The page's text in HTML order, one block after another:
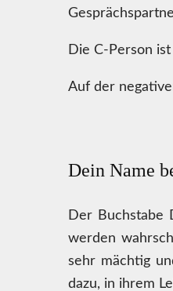
Die C-Person
Auf der
Dein Name
Der Buchstabe
werden
sehr mächtig
dazu, in ihrem